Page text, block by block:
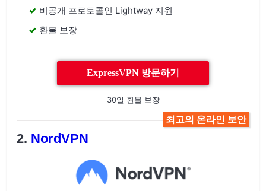
비공개 프로토콜인 Lightway 지원
환불 보장
ExpressVPN 방문하기
30일 환불 보장
최고의 온라인 보안
NordVPN